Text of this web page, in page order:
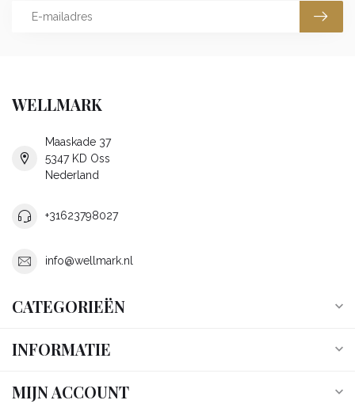
WELLMARK
Maaskade 37
5347 KD Oss
Nederland
+31623798027
info@wellmark.nl
CATEGORIEËN
INFORMATIE
MIJN ACCOUNT